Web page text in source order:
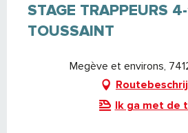
STAGE TRAPPEURS
TOUSSAINT
Megève et environs,
Ik ga met de